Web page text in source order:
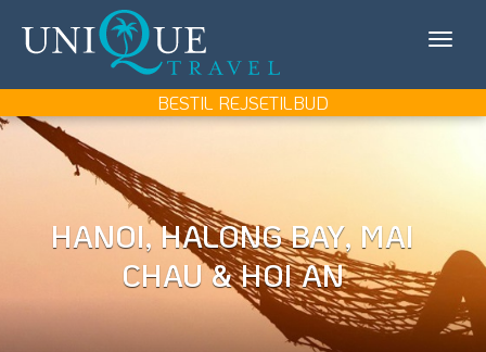
KONTAKT OS
MIN REJSE/LOG IN
Travel
BESTIL REJSETILBUD
REJSEMÅL
REJSETYPER
UDFLUGTER
UNIQUE TRAVEL
HANOI, HALONG BAY, MAI
CHAU & HOI AN